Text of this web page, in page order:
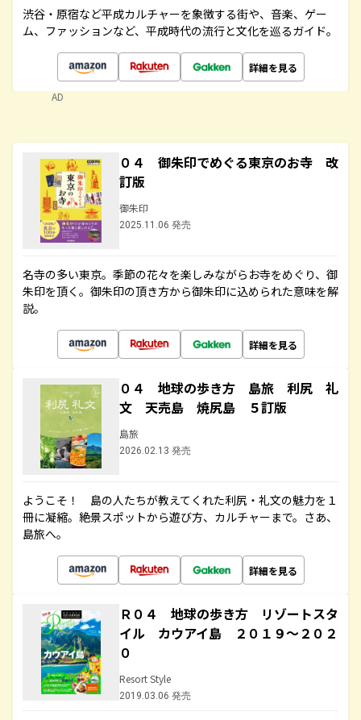
渋谷・原宿など平成カルチャーを象徴する街や、音楽、ゲー
ム、ファッションなど、平成時代の流行と文化を巡るガイド。
詳細を見る
AD
０４ 御朱印でめぐる東京のお寺 改
訂版
御朱印
2025.11.06 発売
名寺の多い東京。季節の花々を楽しみながらお寺をめぐり、御
朱印を頂く。御朱印の頂き方から御朱印に込められた意味を解
説。
詳細を見る
０４ 地球の歩き方 島旅 利尻 礼
文 天売島 焼尻島 ５訂版
島旅
2026.02.13 発売
ようこそ！ 島の人たちが教えてくれた利尻・礼文の魅力を１
冊に凝縮。絶景スポットから遊び方、カルチャーまで。さあ、
島旅へ。
詳細を見る
Ｒ０４ 地球の歩き方 リゾートスタ
イル カウアイ島 ２０１９～２０２
０
Resort Style
2019.03.06 発売